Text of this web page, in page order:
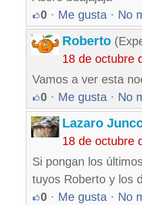
0 · Me gusta · No
Roberto
18 de octubre
Vamos a ver esta
0 · Me gusta · No
Lazaro
18 de octubre
Si pongan los
tuyos Roberto y los
0 · Me gusta · No